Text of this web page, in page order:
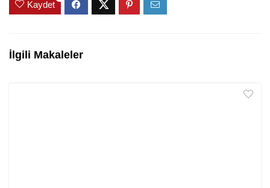
Kaydet
İlgili Makaleler